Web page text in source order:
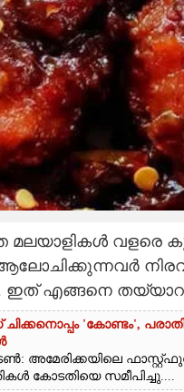
മലയാളികൾ
ഇത് എങ്ങനെ
'കോണ്ടം',​
അമേരിക്കയിലെ
കോടതിയെ സമീപിച്ചു....